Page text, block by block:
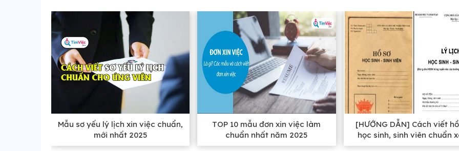
Mẫu sơ yếu lý lịch xin việc chuẩn,
mới nhất 2025
TOP 10 mẫu đơn xin việc làm
chuẩn nhất năm 2025
[HƯỚNG DẪN] Cách viết
học sinh, sinh viên chuẩn
nhất